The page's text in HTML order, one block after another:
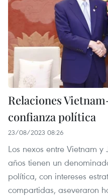
Relaciones
confianza política
23/08/2023 08:26
Los nexos entre Vietnam
años tienen un
política, con intereses
compartidas, aseveraron